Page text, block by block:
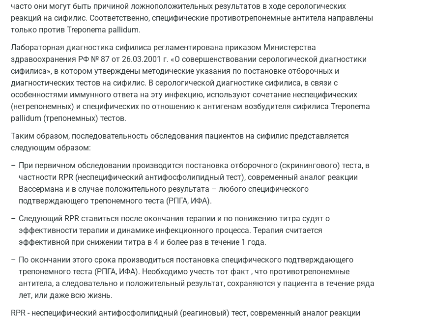
часто они могут быть причиной ложноположительных результатов в ходе серологических
реакций на сифилис. Соответственно, специфические противотрепонемные антитела направлены
только против Treponema pallidum.
Лабораторная диагностика сифилиса регламентирована приказом Министерства
здравоохранения РФ № 87 от 26.03.2001 г. «О совершенствовании серологической диагностики
сифилиса», в котором утверждены методические указания по постановке отборочных и
диагностических тестов на сифилис. В серологической диагностике сифилиса, в связи с
особенностями иммунного ответа на эту инфекцию, используют сочетание неспецифических
(нетрепонемных) и специфических по отношению к антигенам возбудителя сифилиса Treponema
pallidum (трепонемных) тестов.
Таким образом, последовательность обследования пациентов на сифилис представляется
следующим образом:
При первичном обследовании производится постановка отборочного (скринингового) теста, в
частности RPR (неспецифический антифосфолипидный тест), современный аналог реакции
Вассермана и в случае положительного результата – любого специфического
подтверждающего трепонемного теста (РПГА, ИФА).
Следующий RPR ставиться после окончания терапии и по понижению титра судят о
эффективности терапии и динамике инфекционного процесса. Терапия считается
эффективной при снижении титра в 4 и более раз в течение 1 года.
По окончании этого срока производиться постановка специфического подтверждающего
трепонемного теста (РПГА, ИФА). Необходимо учесть тот факт , что противотрепонемные
антитела, а следовательно и положительный результат, сохраняются у пациента в течение ряда
лет, или даже всю жизнь.
RPR - неспецифический антифосфолипидный (реагиновый) тест, современный аналог реакции
Дзержинский
Дмитров
Домодедово
Звенигород
Зеленоград
Ижевск
Истра
Йошкар-Ола